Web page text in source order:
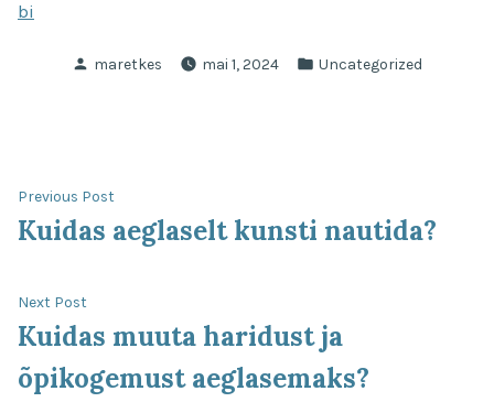
bi
Posted
maretkes mai 1, 2024
Posted
Uncategorized
Navigeerimine
Previous Post
post:
Kuidas aeglaselt kunsti nautida?
Next Post
post:
Kuidas muuta haridust ja
õpikogemust aeglasemaks?